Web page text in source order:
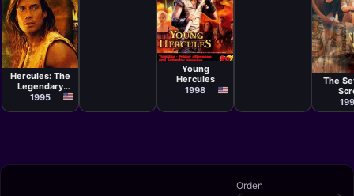
Serie
Charlie
Haskell, Bruce
Campbell,
Charles
Siebert,
Hurst, Garth
Sgriccia, Gus
Hercules: The
Legendary
Journeys
1995
Serie
Charlie
Haskell,
Christopher
Graves,
Andrew
Young
Hercules
1998
Serie
Kevin
The
Orden